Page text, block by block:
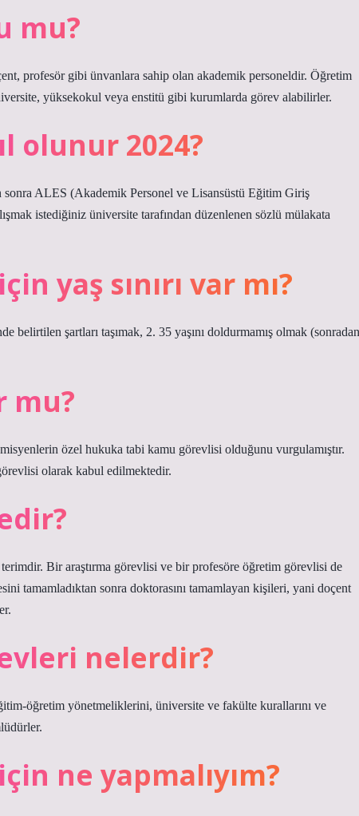
mu?
profesör gibi ünvanlara sahip olan akademik personeldir. Öğretim
yüksekokul veya enstitü gibi kurumlarda görev alabilirler.
olunur 2024?
ALES (Akademik Personel ve Lisansüstü Eğitim Giriş
istediğiniz üniversite tarafından düzenlenen sözlü mülakata
yaş sınırı var mı?
şartları taşımak, 2. 35 yaşını doldurmamış olmak (sonradan
mu?
özel hukuka tabi kamu görevlisi olduğunu vurgulamıştır.
olarak kabul edilmektedir.
Bir araştırma görevlisi ve bir profesöre öğretim görevlisi de
tamamladıktan sonra doktorasını tamamlayan kişileri, yani doçent
nelerdir?
öğretim yönetmeliklerini, üniversite ve fakülte kurallarını ve
ne yapmalıyım?